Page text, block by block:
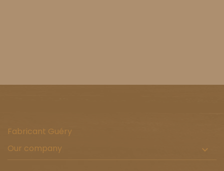
Fabricant Guéry
Our company
